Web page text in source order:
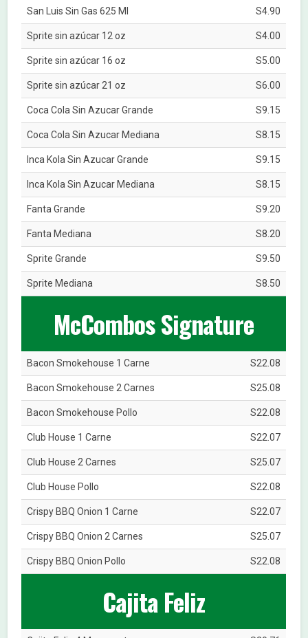
San Luis Sin Gas 625 Ml S4.90
Sprite sin azúcar 12 oz S4.00
Sprite sin azúcar 16 oz S5.00
Sprite sin azúcar 21 oz S6.00
Coca Cola Sin Azucar Grande S9.15
Coca Cola Sin Azucar Mediana S8.15
Inca Kola Sin Azucar Grande S9.15
Inca Kola Sin Azucar Mediana S8.15
Fanta Grande S9.20
Fanta Mediana S8.20
Sprite Grande S9.50
Sprite Mediana S8.50
McCombos Signature
Bacon Smokehouse 1 Carne S22.08
Bacon Smokehouse 2 Carnes S25.08
Bacon Smokehouse Pollo S22.08
Club House 1 Carne S22.07
Club House 2 Carnes S25.07
Club House Pollo S22.08
Crispy BBQ Onion 1 Carne S22.07
Crispy BBQ Onion 2 Carnes S25.07
Crispy BBQ Onion Pollo S22.08
Cajita Feliz